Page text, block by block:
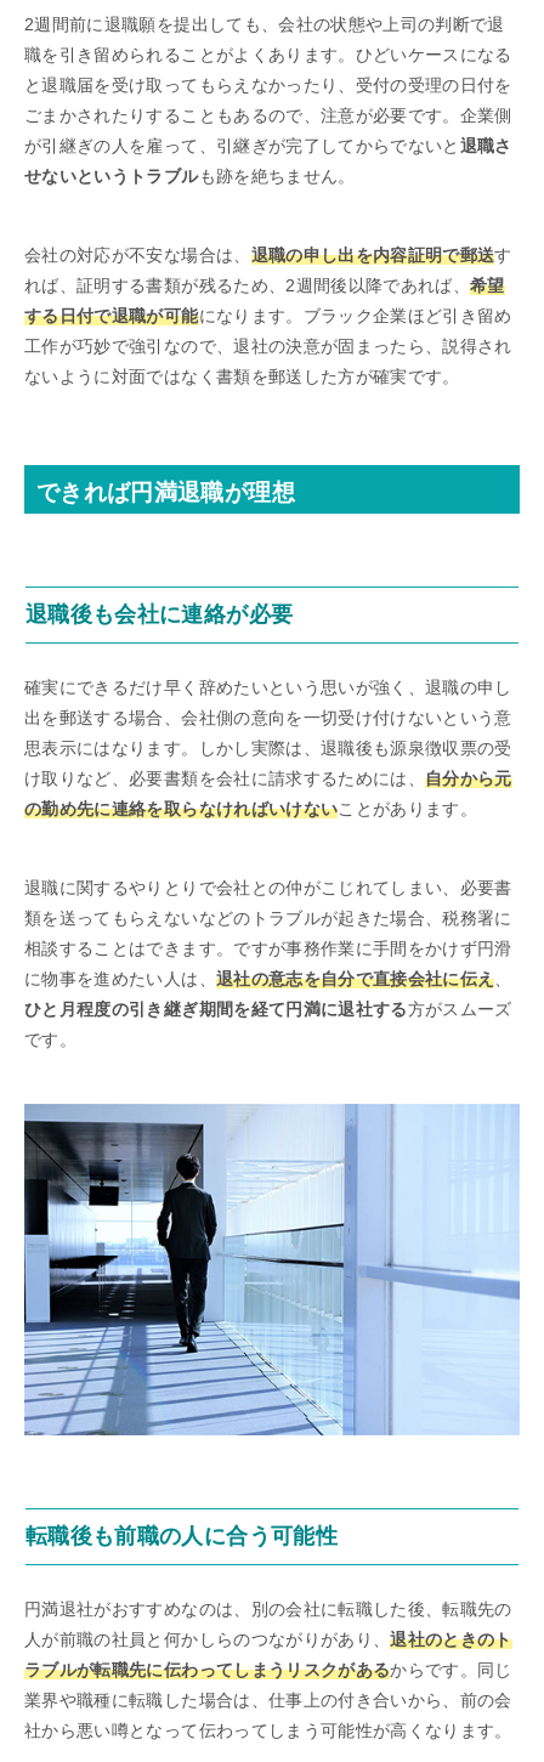
2週間前に退職願を提出しても、会社の状態や上司の判断で退
職を引き留められることがよくあります。ひどいケースになる
と退職届を受け取ってもらえなかったり、受付の受理の日付を
ごまかされたりすることもあるので、注意が必要です。企業側
が引継ぎの人を雇って、引継ぎが完了してからでないと 退職さ
せないというトラブルも跡を絶ちません。
会社の対応が不安な場合は、 退職の申し出を内容証明で郵送す
れば、証明する書類が残るため、2週間後以降であれば、希望
する日付で退職が可能になります。ブラック企業ほど引き留め
工作が巧妙で強引なので、退社の決意が固まったら、説得され
ないように対面ではなく書類を郵送した方が確実です。
できれば円満退職が理想
退職後も会社に連絡が必要
確実にできるだけ早く辞めたいという思いが強く、退職の申し
出を郵送する場合、会社側の意向を一切受け付けないという意
思表示にはなります。しかし実際は、退職後も源泉徴収票の受
け取りなど、必要書類を会社に請求するためには、自分から元
の勤め先に連絡を取らなければいけないことがあります。
退職に関するやりとりで会社との仲がこじれてしまい、必要書
類を送ってもらえないなどのトラブルが起きた場合、税務署に
相談することはできます。ですが事務作業に手間をかけず円滑
に物事を進めたい人は、 退社の意志を自分で直接会社に伝え、
ひと月程度の引き継ぎ期間を経て円満に退社する方がスムーズ
です。
転職後も前職の人に合う可能性
円満退社がおすすめなのは、別の会社に転職した後、転職先の
人が前職の社員と何かしらのつながりがあり、退社のときのト
ラブルが転職先に伝わってしまうリスクがあるからです。同じ
業界や職種に転職した場合は、仕事上の付き合いから、前の会
社から悪い噂となって伝わってしまう可能性が高くなります。